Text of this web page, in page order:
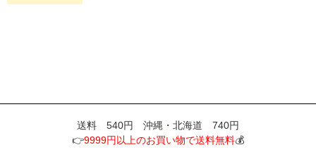
送料 540円 沖縄・北海道 740円
👉9999円以上のお買い物で送料無料💰